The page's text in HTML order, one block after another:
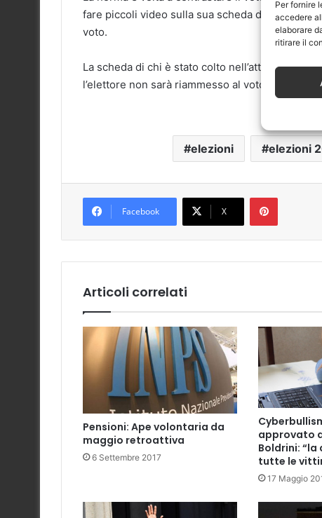
Per fornire
accedere
elaborare
ritirare il
fare piccoli video sulla sua scheda durante
voto.
La scheda di chi è stato colto nell’atto di
l’elettore non sarà riammesso al voto.
elezioni elezioni
Facebook X
Pinterest
Articoli correlati
Pensioni: Ape volontaria da
maggio retroattiva
6 Settembre 2017
approvato
Boldrini:
tutte le
17 Maggio